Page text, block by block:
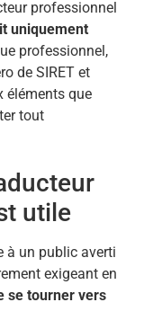
professionnel
uniquement
professionnel,
de SIRET et
éléments que
tout
utile
à un public averti
exigeant en
se tourner vers